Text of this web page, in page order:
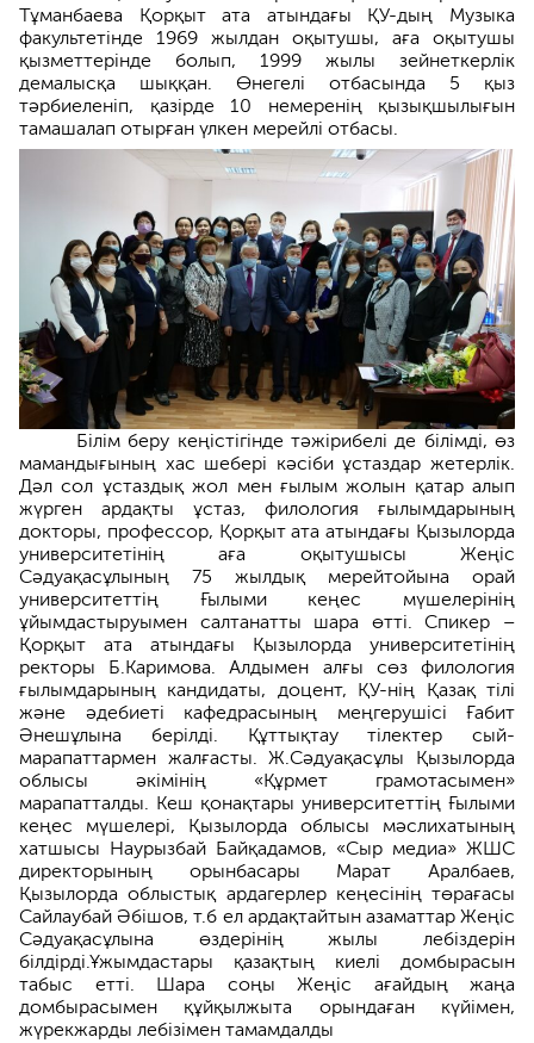
Тұманбаева Қорқыт ата атындағы ҚУ-дың Музыка
факультетінде 1969 жылдан оқытушы, аға оқытушы
қызметтерінде болып, 1999 жылы зейнеткерлік
демалысқа шыққан. Өнегелі отбасында 5 қыз
тәрбиеленіп, қазірде 10 немеренің қызықшылығын
тамашалап отырған үлкен мерейлі отбасы.
Білім беру кеңістігінде тәжірибелі де білімді, өз
мамандығының хас шебері кәсіби ұстаздар жетерлік.
Дәл сол ұстаздық жол мен ғылым жолын қатар алып
жүрген ардақты ұстаз, филология ғылымдарының
докторы, профессор, Қорқыт ата атындағы Қызылорда
университетінің аға оқытушысы Жеңіс
Сәдуақасұлының 75 жылдық мерейтойына орай
университеттің Ғылыми кеңес мүшелерінің
ұйымдастыруымен салтанатты шара өтті. Спикер –
Қорқыт ата атындағы Қызылорда университетінің
ректоры Б.Каримова. Алдымен алғы сөз филология
ғылымдарының кандидаты, доцент, ҚУ-нің Қазақ тілі
және әдебиеті кафедрасының меңгерушісі Ғабит
Әнешұлына берілді. Құттықтау тілектер сый-
марапаттармен жалғасты. Ж.Сәдуақасұлы Қызылорда
облысы әкімінің «Құрмет грамотасымен»
марапатталды. Кеш қонақтары университеттің Ғылыми
кеңес мүшелері, Қызылорда облысы мәслихатының
хатшысы Наурызбай Байқадамов, «Сыр медиа» ЖШС
директорының орынбасары Марат Аралбаев,
Қызылорда облыстық ардагерлер кеңесінің төрағасы
Сайлаубай Әбішов, т.б ел ардақтайтын азаматтар Жеңіс
Сәдуақасұлына өздерінің жылы лебіздерін
білдірді.Ұжымдастары қазақтың киелі домбырасын
табыс етті. Шара соңы Жеңіс ағайдың жаңа
домбырасымен құйқылжыта орындаған күйімен,
жүрекжарды лебізімен тамамдалды